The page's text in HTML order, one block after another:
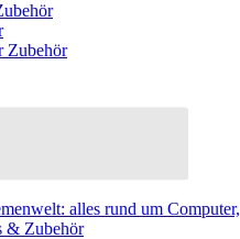
Zubehör
alles rund um Computer,
& Zubehör